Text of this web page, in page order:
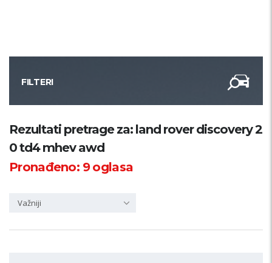
FILTERI
Kategorija
Županija
Rezultati pretrage za: land rover discovery 2
0 td4 mhev awd
Pronađeno: 9oglasa
Važniji